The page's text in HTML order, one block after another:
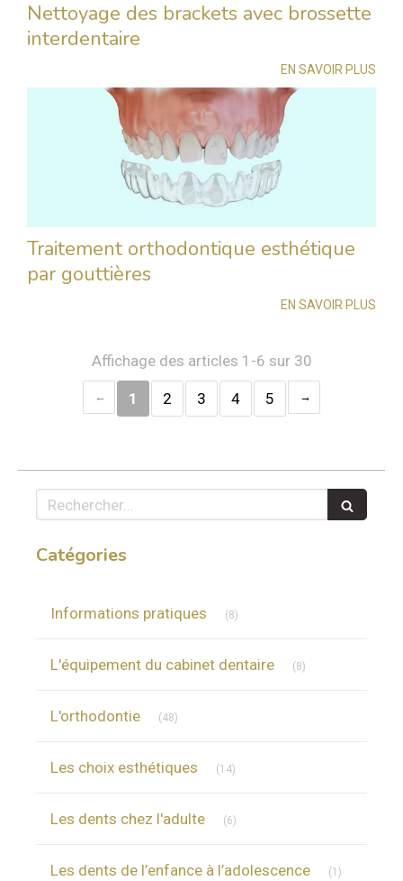
Nettoyage des brackets avec brossette
interdentaire
EN SAVOIR PLUS
Traitement orthodontique esthétique
par gouttières
EN SAVOIR PLUS
Affichage des articles 1-6 sur 30
1 2 3 4 5
Rechercher
Catégories
Informations pratiques (8)
L'équipement du cabinet dentaire (8)
L'orthodontie (48)
Les choix esthétiques (14)
Les dents chez l'adulte (6)
Les dents de l’enfance à l’adolescence (1)